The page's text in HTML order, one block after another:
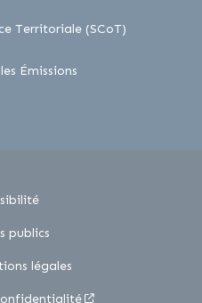
Territoriale (SCoT)
Émissionslien externe
publics
légales